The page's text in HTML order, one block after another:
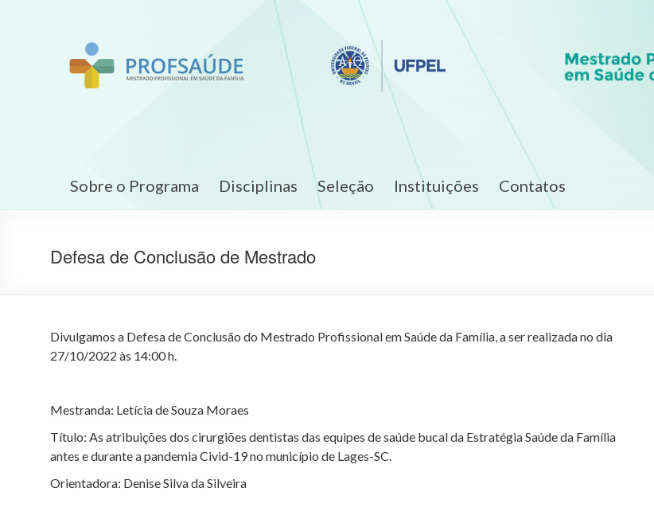
Sobre o Programa Disciplinas Seleção Instituições Contatos
Defesa de Conclusão de Mestrado
Divulgamos a Defesa de Conclusão do Mestrado Profissional em Saúde da Família, a ser realizada no dia
27/10/2022 às 14:00 h.
Mestranda: Letícia de Souza Moraes
Título: As atribuições dos cirurgiões dentistas das equipes de saúde bucal da Estratégia Saúde da Família
antes e durante a pandemia Civid-19 no município de Lages-SC.
Orientadora: Denise Silva da Silveira